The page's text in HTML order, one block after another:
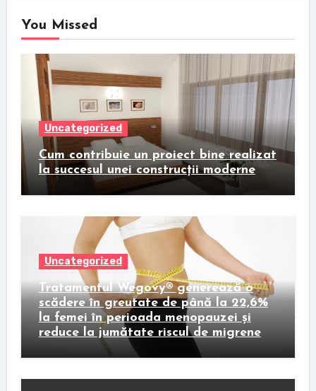
You Missed
Uncategorized
Cum contribuie un proiect bine realizat
la succesul unei construcții moderne
Uncategorized
Tratamentul Wegovy® generează o
scădere în greutate de până la 22,6%
la femei în perioada menopauzei și
reduce la jumătate riscul de migrene